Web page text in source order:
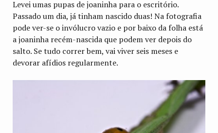
Levei umas pupas de joaninha para o escritório.
Passado um dia, já tinham nascido duas! Na fotografia
pode ver-se o invólucro vazio e por baixo da folha está
a joaninha recém-nascida que podem ver depois do
salto. Se tudo correr bem, vai viver seis meses e
devorar afídios regularmente.